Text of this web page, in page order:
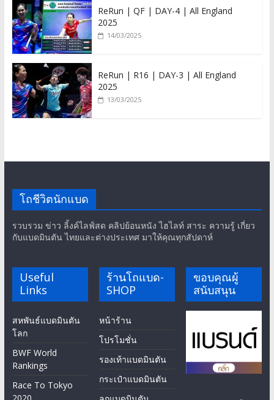
ReRun | QF | DAY-4 | All England
2025
14/03/2025
ReRun | R16 | DAY-3 | All England
2025
13/03/2025
โถชีวิตนักแบด
รวบรวม ข่าว ลิ้งค์ไลฟ์สด คลิปย้อนหนัง ไฮไลท์ สาระ ความรู้ เกี่ยว
กับแบดมินตัน ไทยและต่างประเทศ มาให้คุณทุกสัปดาห์
Useful
Links
สหพันธ์แบดมินตัน
โลก
BWF World
Rankings
Race To Tokyo
ร้านโถแบด-
SHOP
หน้าร้าน
โปรโมชั่น
รองเท้าแบดมินตัน
กระเป๋าแบดมินตัน
ขอบคุณผู้
สนับสนุน